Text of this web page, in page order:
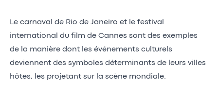
Le carnaval de Rio de Janeiro et le festival
international du film de Cannes sont des exemples
de la manière dont les événements culturels
deviennent des symboles déterminants de leurs villes
hôtes, les projetant sur la scène mondiale.